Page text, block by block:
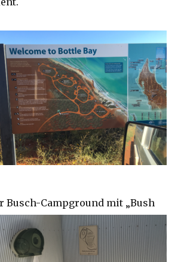
Busch-Campground mit „Bush